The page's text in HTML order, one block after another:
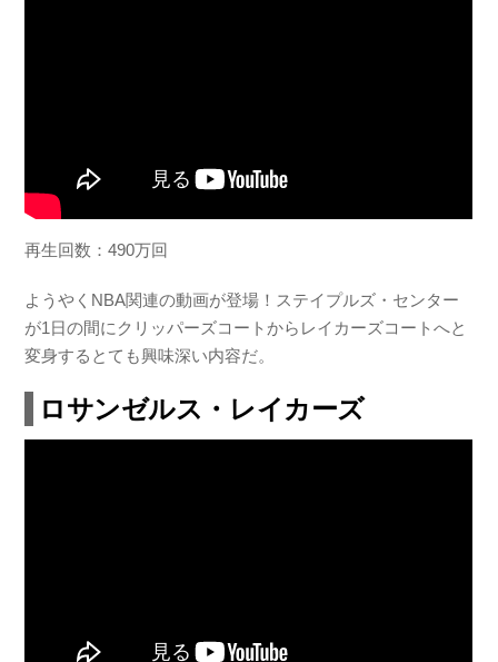
再生回数：490万回
ようやくNBA関連の動画が登場！ステイプルズ・センター
が1日の間にクリッパーズコートからレイカーズコートへと
変身するとても興味深い内容だ。
ロサンゼルス・レイカーズ